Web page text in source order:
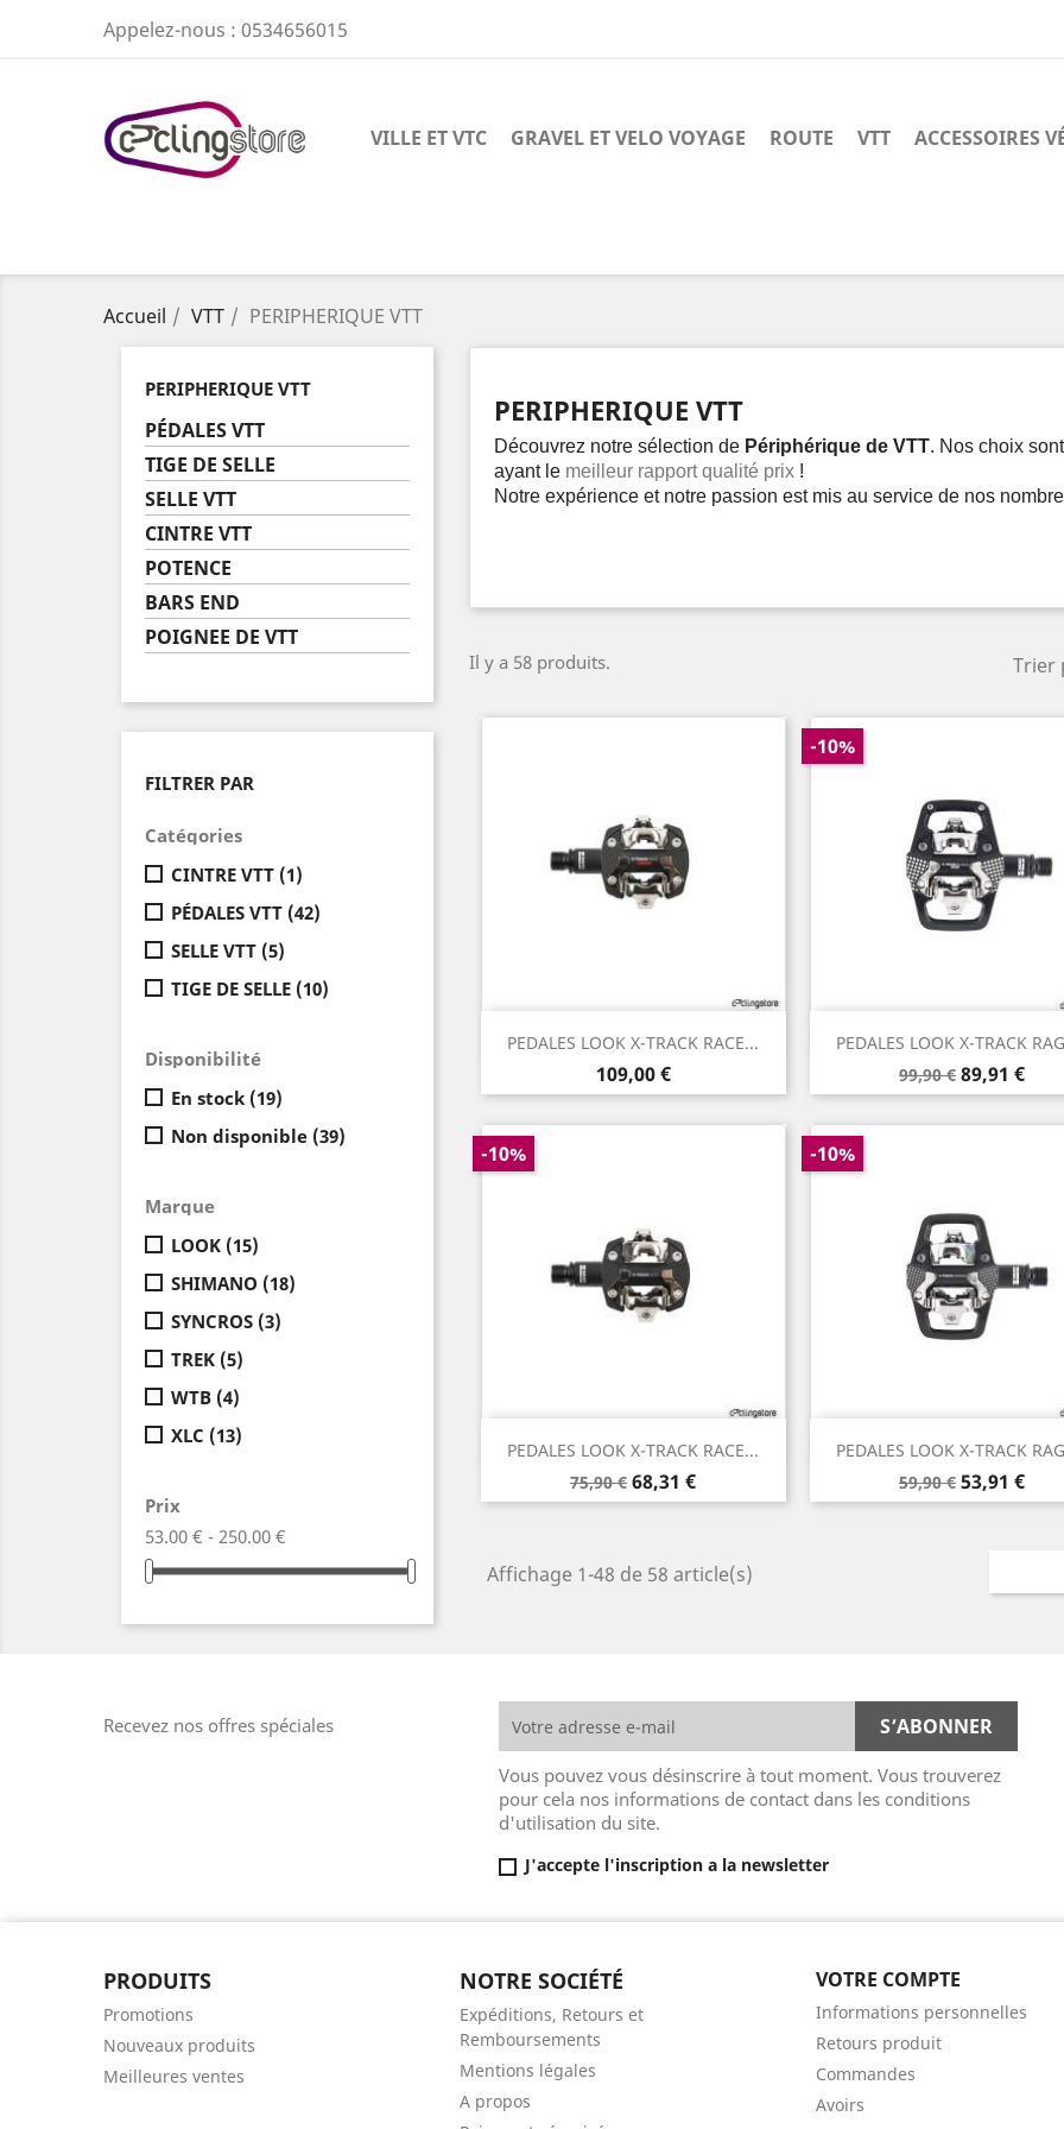
Appelez-nous : 0534656015
VILLE ET VTC GRAVEL ET VELO VOYAGE ROUTE VTT ACCESSOIRES
Accueil VTT PERIPHERIQUE VTT
PERIPHERIQUE VTT
PÉDALES VTT
TIGE DE SELLE
SELLE VTT
CINTRE VTT
POTENCE
BARS END
POIGNEE DE VTT
FILTRER PAR
Catégories
CINTRE VTT (1)
PÉDALES VTT (42)
SELLE VTT (5)
TIGE DE SELLE (10)
Disponibilité
En stock (19)
Non disponible (39)
Marque
LOOK (15)
SHIMANO (18)
SYNCROS (3)
TREK (5)
WTB (4)
XLC (13)
Prix
53.00 € - 250.00 €
PERIPHERIQUE VTT
Découvrez notre sélection de Périphérique de VTT. Nos choix
ayant le meilleur rapport qualité prix !
Notre expérience et notre passion est mis au service de nos
Il y a 58 produits. Trier
PEDALES LOOK X-TRACK RACE...
Prix
109,00 €
 Aperçu rapide PEDALES LOOK X-TRACK
Prix
de
base
99,90 €
-10%
Prix
89,91 €
 Aperçu rapide
PEDALES LOOK X-TRACK RACE...
Prix
de
75,90 €
-10%
Prix
68,31 €
 Aperçu rapide PEDALES LOOK X-TRACK
Prix
de
59,90 €
-10%
Prix
53,91 €
 Aperçu rapide
Affichage 1-48 de 58 article(s)
Recevez nos offres spéciales
Vous pouvez vous désinscrire à tout moment. Vous trouverez
pour cela nos informations de contact dans les conditions
d'utilisation du site.
J'accepte l'inscription a la newsletter
PRODUITS
Promotions
Nouveaux produits
Meilleures ventes
NOTRE SOCIÉTÉ
Expéditions, Retours et
Remboursements
Mentions légales
A propos
VOTRE COMPTE
Informations personnelles
Retours produit
Commandes
Avoirs